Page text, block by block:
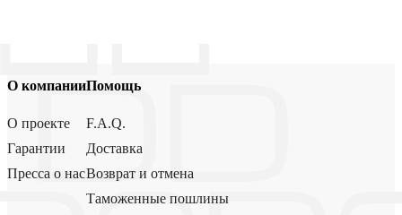
О компании
О проекте
Гарантии
Пресса о нас
Помощь
F.A.Q.
Доставка
Возврат и отмена
Таможенные пошлины